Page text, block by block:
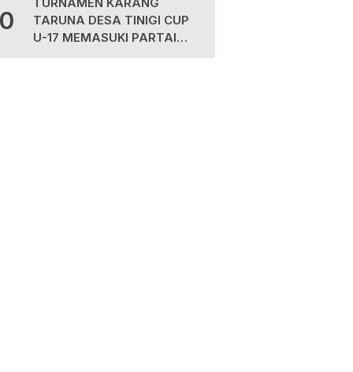
TURNAMEN KARANG
TARUNA DESA TINIGI CUP
U-17 MEMASUKI PARTAI